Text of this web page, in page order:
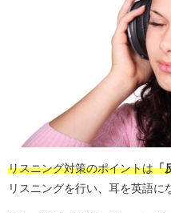
リスニング対策のポイントは「
リスニングを行い、耳を英語に